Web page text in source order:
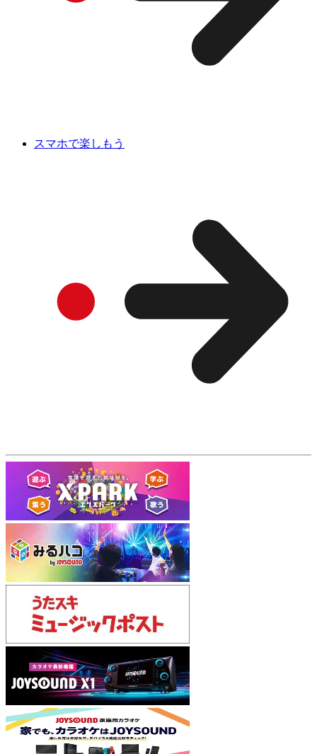
スマホで楽しもう